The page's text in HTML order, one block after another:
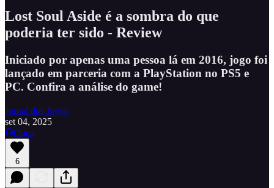
Lost Soul Aside é a sombra do que
poderia ter sido - Review
Iniciado por apenas uma pessoa lá em 2016, jogo foi
lançado em parceria com a PlayStation no PS5 e
PC. Confira a análise do game!
Jornal dos Jogos
set 04, 2025
Ouça
6